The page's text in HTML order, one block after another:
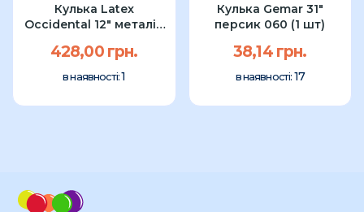
Кулька Latex
Occidental 12" металік
428,00 грн.
в наявності:1
Кулька Gemar 31"
персик 060 (1 шт)
38,14 грн.
в наявності: 17